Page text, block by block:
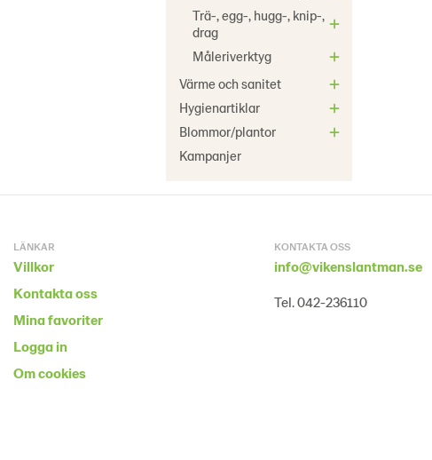
Trä-, egg-, hugg-, knip-,
drag
Måleriverktyg
Värme och sanitet
Hygienartiklar
Blommor/plantor
Kampanjer
LÄNKAR
Villkor
Kontakta oss
Mina favoriter
Logga in
Om cookies
KONTAKTA OSS
info@vikenslantman.se
Tel. 042-236110